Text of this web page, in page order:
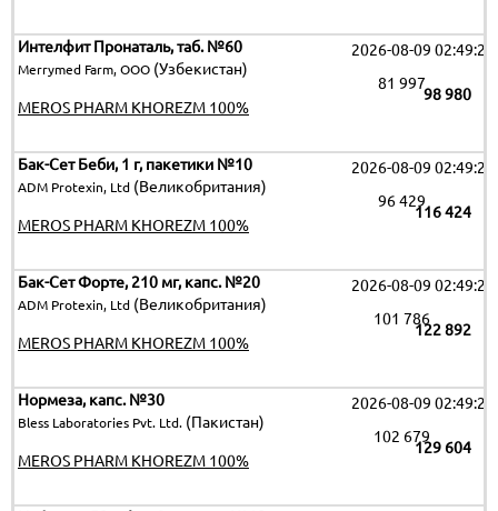
Интелфит Пронаталь, таб. №60
Merrymed Farm, ООО (Узбекистан)
2026-08-09 02:49:25
98 980
81 997
MEROS PHARM KHOREZM 100%
Бак-Сет Беби, 1 г, пакетики №10
ADM Protexin, Ltd (Великобритания)
2026-08-09 02:49:25
116 424
96 429
MEROS PHARM KHOREZM 100%
Бак-Сет Форте, 210 мг, капс. №20
ADM Protexin, Ltd (Великобритания)
2026-08-09 02:49:25
122 892
101 786
MEROS PHARM KHOREZM 100%
Нормеза, капс. №30
Bless Laboratories Pvt. Ltd. (Пакистан)
2026-08-09 02:49:25
129 604
102 679
MEROS PHARM KHOREZM 100%